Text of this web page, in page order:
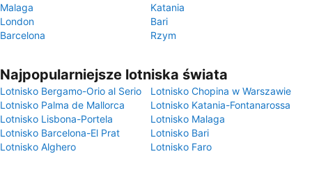
Malaga
Katania
London
Bari
Barcelona
Rzym
Najpopularniejsze lotniska świata
Lotnisko Bergamo-Orio al Serio
Lotnisko Chopina w Warszawie
Lotnisko Palma de Mallorca
Lotnisko Katania-Fontanarossa
Lotnisko Lisbona-Portela
Lotnisko Malaga
Lotnisko Barcelona-El Prat
Lotnisko Bari
Lotnisko Alghero
Lotnisko Faro